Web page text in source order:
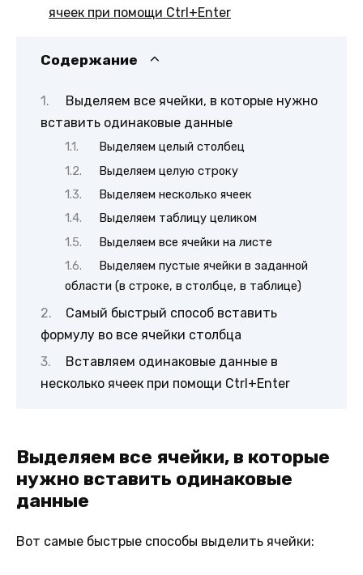
ячеек при помощи Ctrl+Enter
Содержание
Выделяем все ячейки, в которые нужно
вставить одинаковые данные
Выделяем целый столбец
Выделяем целую строку
Выделяем несколько ячеек
Выделяем таблицу целиком
Выделяем все ячейки на листе
Выделяем пустые ячейки в заданной
области (в строке, в столбце, в таблице)
Самый быстрый способ вставить
формулу во все ячейки столбца
Вставляем одинаковые данные в
несколько ячеек при помощи Ctrl+Enter
Выделяем все ячейки, в которые
нужно вставить одинаковые
данные
Вот самые быстрые способы выделить ячейки: